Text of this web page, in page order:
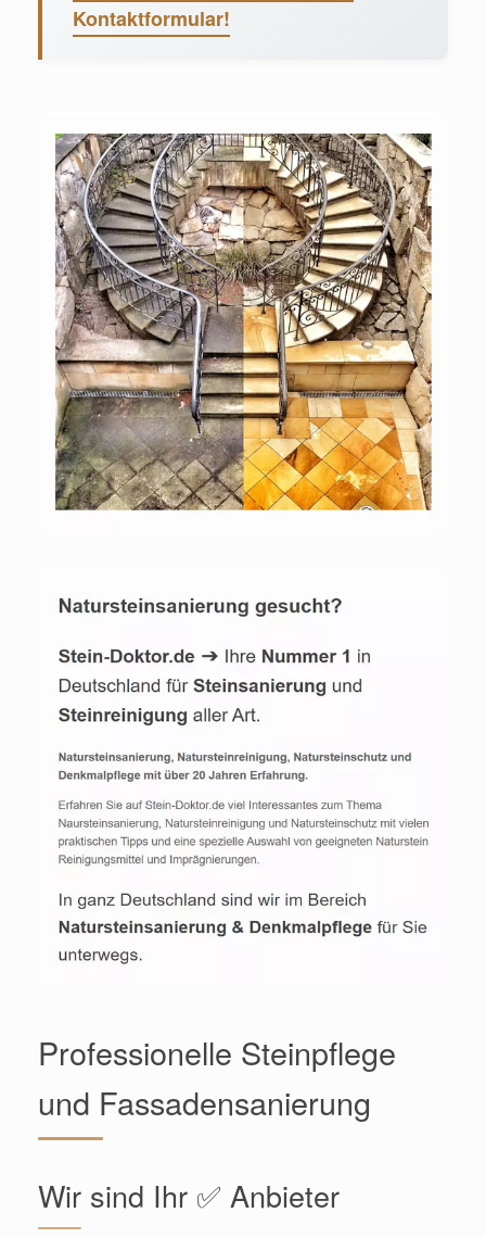
Kontaktformular!
Professionelle Steinpflege
und Fassadensanierung
Wir sind Ihr ✅ Anbieter